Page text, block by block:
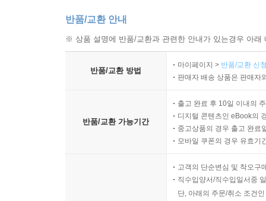
반품/교환 안내
※ 상품 설명에 반품/교환과 관련한 안내가 있는경우 아
반품/교환 방법
마이페이지 > 반품/교환 신
판매자 배송 상품은 판매자
반품/교환 가능기간
출고 완료 후 10일 이내의
디지털 콘텐츠인 eBook의
중고상품의 경우 출고 완료
모바일 쿠폰의 경우 유효기
고객의 단순변심 및 착오구
직수입양서/직수입일서중
단, 아래의 주문/취소 조건